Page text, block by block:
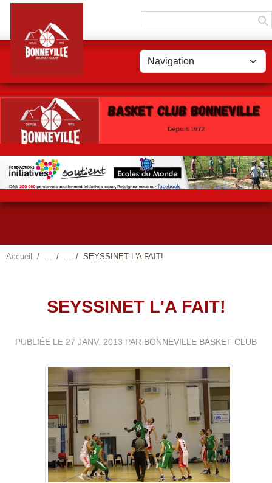
Accueil SEYSSINET L'A FAIT!
SEYSSINET L'A FAIT!
PUBLIÉE LE 27 JANV. 2013 PAR BONNEVILLE BASKET CLUB